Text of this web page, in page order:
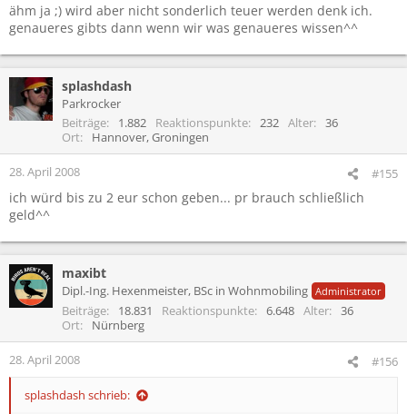
ähm ja ;) wird aber nicht sonderlich teuer werden denk ich.
genaueres gibts dann wenn wir was genaueres wissen^^
splashdash
Parkrocker
Beiträge
1.882 Reaktionspunkte 232 Alter
36
Ort
Hannover, Groningen
28. April 2008 #155
ich würd bis zu 2 eur schon geben... pr brauch schließlich
geld^^
maxibt
Dipl.-Ing. Hexenmeister, BSc in Wohnmobiling Administrator
Beiträge 18.831 Reaktionspunkte 6.648 Alter
36
Ort
Nürnberg
28. April 2008 #156
splashdash schrieb: